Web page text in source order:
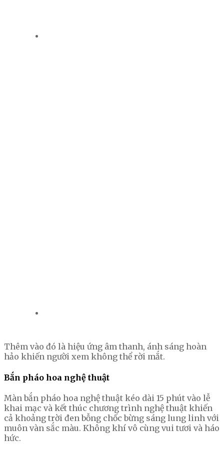
Thêm vào đó là hiệu ứng âm thanh, ánh sáng hoàn
hảo khiến người xem không thể rời mắt.
Bắn pháo hoa nghệ thuật
Màn bắn pháo hoa nghệ thuật kéo dài 15 phút vào lễ
khai mạc và kết thúc chương trình nghệ thuật khiến
cả khoảng trời đen bỗng chốc bừng sáng lung linh với
muôn vàn sắc màu. Không khí vô cùng vui tươi và háo
hức.